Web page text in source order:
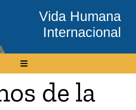
Vida Humana
Internacional
Toggle
de la